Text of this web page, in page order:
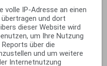
volle IP-Adresse an einen
übertragen und dort
dieser Website wird
um Ihre Nutzung
über die
und um weitere
Internetnutzung